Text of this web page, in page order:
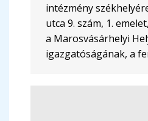
intézmény
utca 9. szám, 1.
a Marosvásárhelyi
igazgatóságának, a